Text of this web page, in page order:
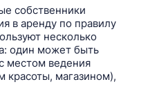
собственники
в аренду по правилу
несколько
один может быть
местом ведения
красоты, магазином),